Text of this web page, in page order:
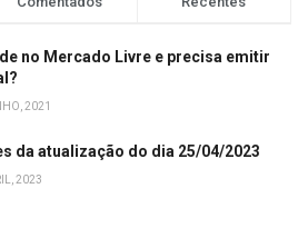
no Mercado Livre e precisa emitir
2021
da atualização do dia 25/04/2023
2023